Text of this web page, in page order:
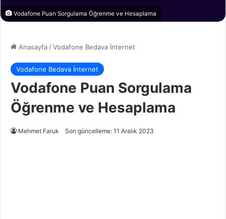
Vodafone Puan Sorgulama Öğrenme ve Hesaplama
Anasayfa/Vodafone Bedava İnternet
Vodafone Bedava İnternet
Vodafone Puan Sorgulama
Öğrenme ve Hesaplama
Mehmet Faruk Son güncelleme: 11 Aralık 2023